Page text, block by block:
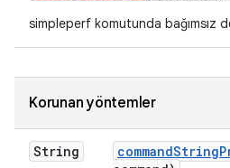
simpleperf komutunda bağımsız
Korunan yöntemler
String commandString